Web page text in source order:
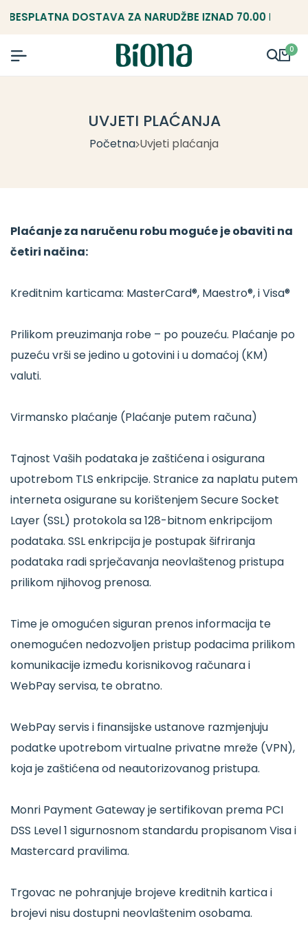
BESPLATNA DOSTAVA ZA NARUDŽBE IZNAD 70.00 KM.
0
UVJETI PLAĆANJA
Početna Uvjeti plaćanja
Plaćanje za naručenu robu moguće je obaviti na
četiri načina:
Kreditnim karticama: MasterCard®, Maestro®, i Visa®
Prilikom preuzimanja robe – po pouzeću. Plaćanje po
puzeću vrši se jedino u gotovini i u domaćoj (KM)
valuti.
Virmansko plaćanje (Plaćanje putem računa)
Tajnost Vaših podataka je zaštićena i osigurana
upotrebom TLS enkripcije. Stranice za naplatu putem
interneta osigurane su korištenjem Secure Socket
Layer (SSL) protokola sa 128-bitnom enkripcijom
podataka. SSL enkripcija je postupak šifriranja
podataka radi sprječavanja neovlaštenog pristupa
prilikom njihovog prenosa.
Time je omogućen siguran prenos informacija te
onemogućen nedozvoljen pristup podacima prilikom
komunikacije između korisnikovog računara i
WebPay servisa, te obratno.
WebPay servis i finansijske ustanove razmjenjuju
podatke upotrebom virtualne privatne mreže (VPN),
koja je zaštićena od neautorizovanog pristupa.
Monri Payment Gateway je sertifikovan prema PCI
DSS Level 1 sigurnosnom standardu propisanom Visa i
Mastercard pravilima.
Trgovac ne pohranjuje brojeve kreditnih kartica i
brojevi nisu dostupni neovlaštenim osobama.